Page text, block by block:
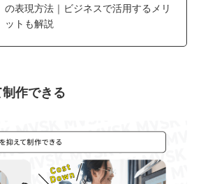
の表現方法｜ビジネスで活用するメリ
ットも解説
作できる